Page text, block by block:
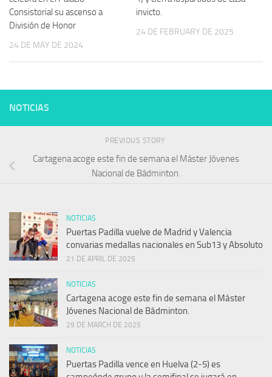
Consistorial su ascenso a
División de Honor
24 DE MAY DE 2024
invicto.
24 DE FEBRUARY DE 2025
NOTICIAS
PREVIOUS STORY
Cartagena acoge este fin de semana el Máster Jóvenes
Nacional de Bádminton.
NOTICIAS
Puertas Padilla vuelve de Madrid y Valencia
convarias medallas nacionales en Sub13 y Absoluto
21 DE APRIL DE 2025
NOTICIAS
Cartagena acoge este fin de semana el Máster
Jóvenes Nacional de Bádminton.
29 DE MARCH DE 2025
NOTICIAS
Puertas Padilla vence en Huelva (2-5) es